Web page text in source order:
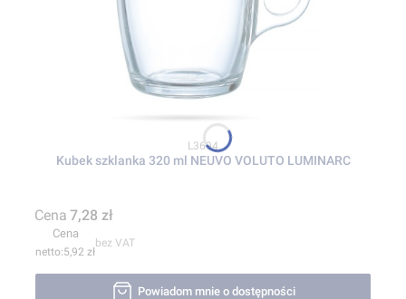
Kod produktu
L3694
Kubek szklanka 320 ml NEUVO VOLUTO LUMINARC
Cena 7,28 zł
Cena
5,92 zł
bez VAT
Powiadom mnie o dostępności